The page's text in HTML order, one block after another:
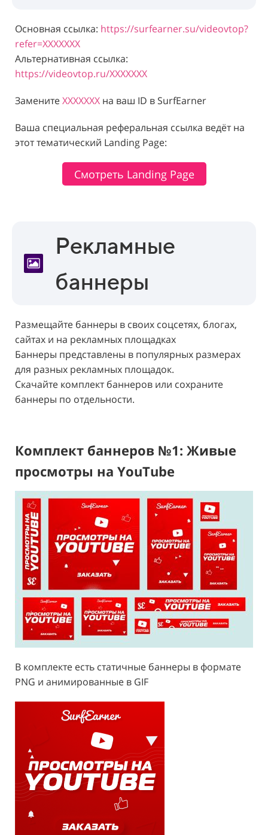
Основная ссылка: https://surfearner.su/videovtop?
refer=XXXXXXX
Альтернативная ссылка:
https://videovtop.ru/XXXXXXX
ЗаменитеXXXXXXX на ваш ID в SurfEarner
Ваша специальная реферальная ссылка ведёт на
этот тематический Landing Page:
Смотреть Landing Page
Рекламные
баннеры
Размещайте баннеры в своих соцсетях, блогах,
сайтах и на рекламных площадках
Баннеры представлены в популярных размерах
для разных рекламных площадок.
Скачайте комплект баннеров или сохраните
баннеры по отдельности.
Комплект баннеров №1: Живые
просмотры на YouTube
В комплекте есть статичные баннеры в формате
PNG и анимированные в GIF